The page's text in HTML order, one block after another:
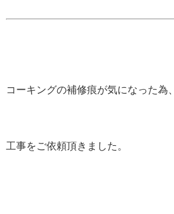
コーキングの補修痕が気になった為、
工事をご依頼頂きました。